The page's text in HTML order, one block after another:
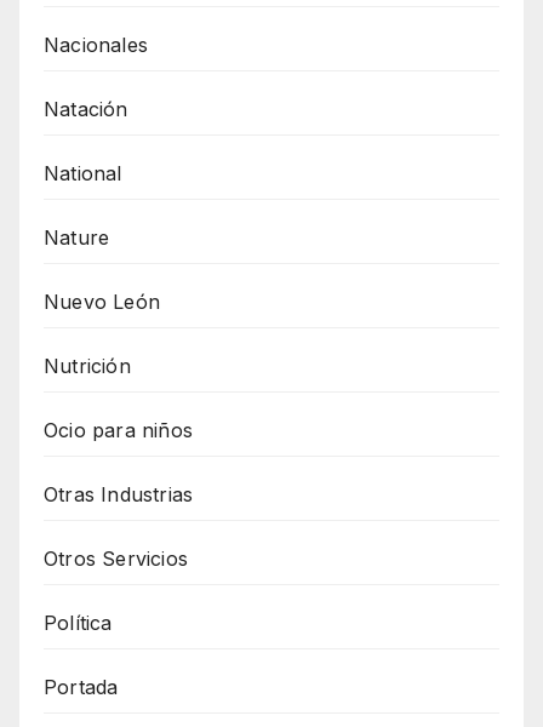
Nacionales
Natación
National
Nature
Nuevo León
Nutrición
Ocio para niños
Otras Industrias
Otros Servicios
Política
Portada